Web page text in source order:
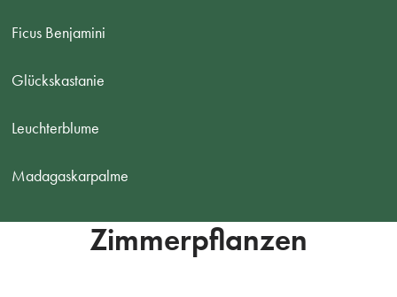
Ficus Benjamini
Glückskastanie
Leuchterblume
Madagaskarpalme
Zimmerpflanzen